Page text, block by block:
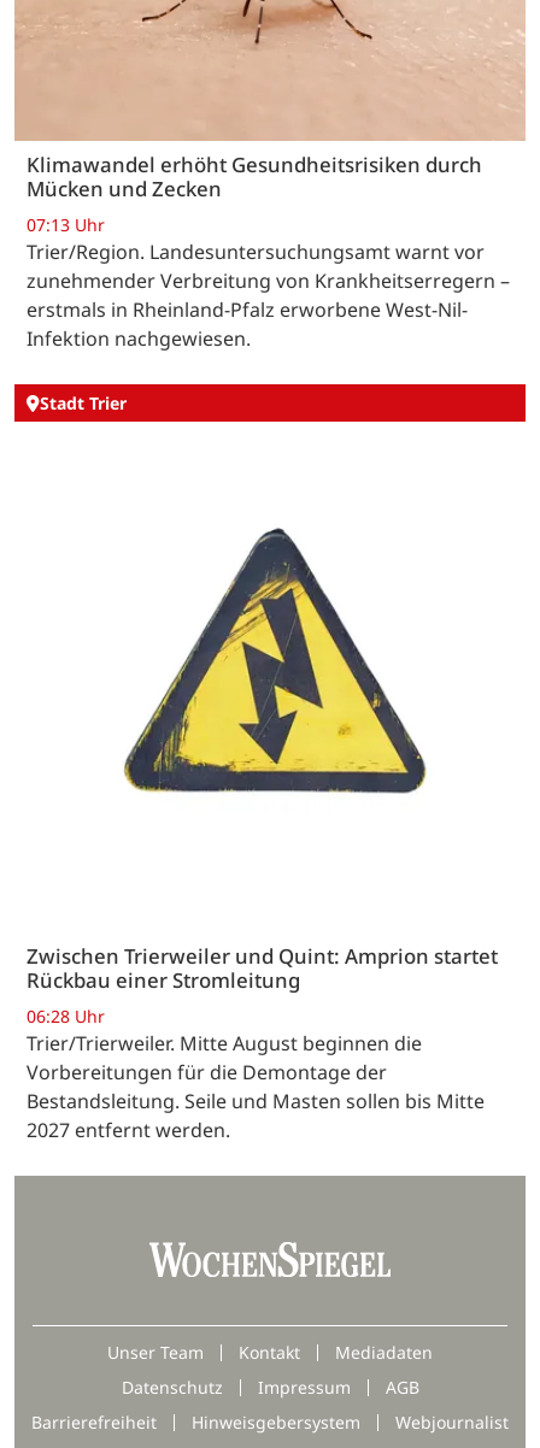
Klimawandel erhöht Gesundheitsrisiken durch
Mücken und Zecken
07:13 Uhr
Trier/Region. Landesuntersuchungsamt warnt vor
zunehmender Verbreitung von Krankheitserregern –
erstmals in Rheinland-Pfalz erworbene West-Nil-
Infektion nachgewiesen.
Stadt Trier
Zwischen Trierweiler und Quint: Amprion startet
Rückbau einer Stromleitung
06:28 Uhr
Trier/Trierweiler. Mitte August beginnen die
Vorbereitungen für die Demontage der
Bestandsleitung. Seile und Masten sollen bis Mitte
2027 entfernt werden.
Unser Team Kontakt
Mediadaten
Datenschutz
Impressum
AGB
Barrierefreiheit
Hinweisgebersystem Webjournalist